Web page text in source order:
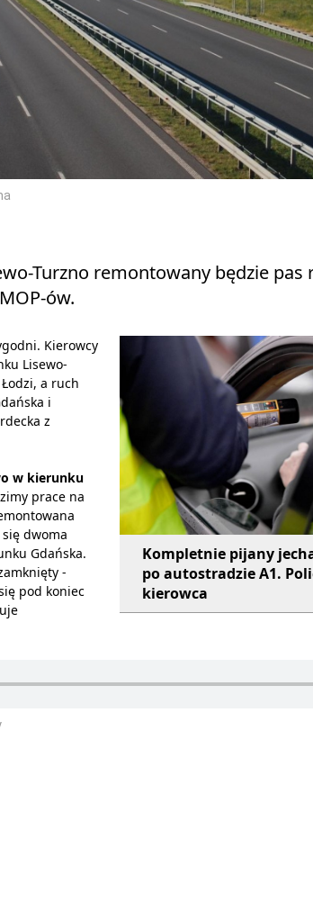
Turzno remontowany będzie
ów.
Kompletnie pijany
po autostradzie A1.
kierowca
Kierowcy
Lisewo-
a ruch
i
z
w kierunku
prace na
dwoma
Gdańska.
-
pod koniec